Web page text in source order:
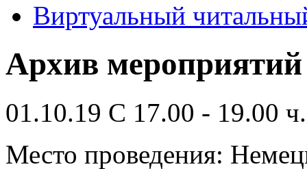
Виртуальный
Архив мероприятий
01.10.19 С 17.00 - 19.00 ч.
Место проведения: